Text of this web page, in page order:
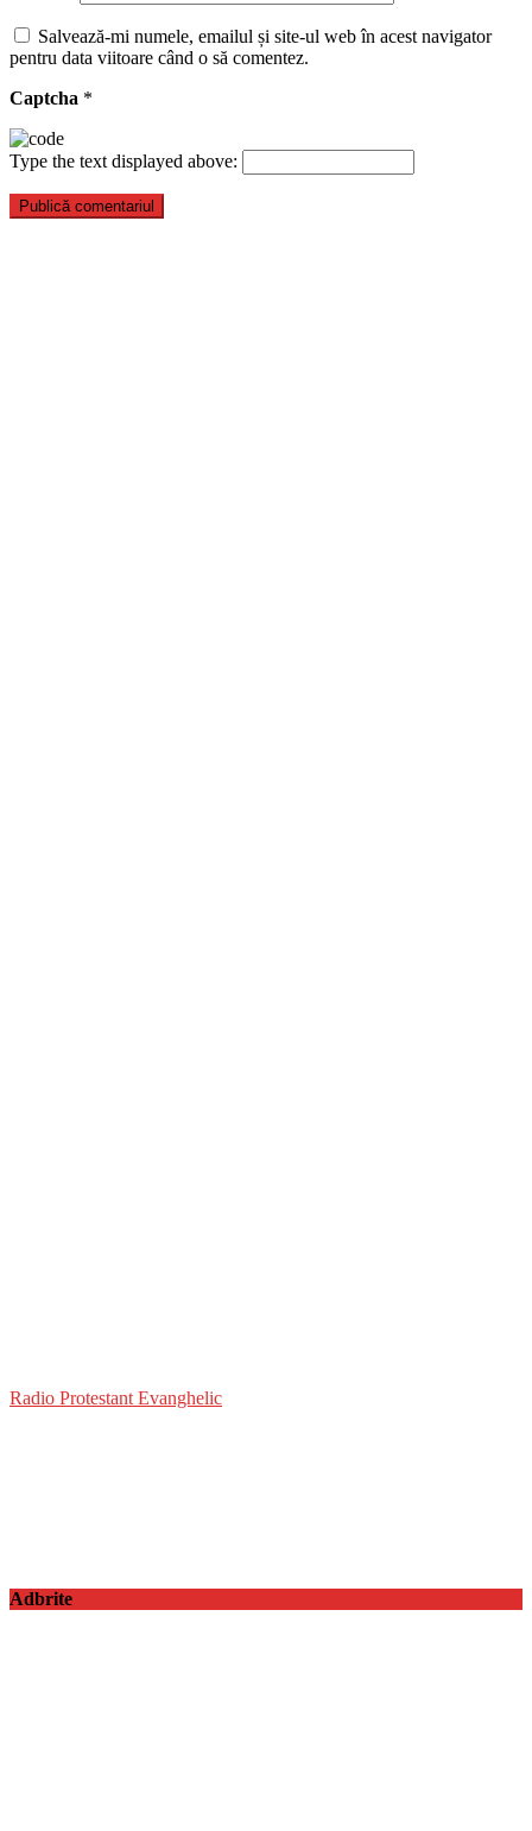
Salvează-mi numele, emailul și site-ul web în acest navigator
pentru data viitoare când o să comentez.
Captcha *
Type the text displayed above:
Radio Protestant Evanghelic
Adbrite